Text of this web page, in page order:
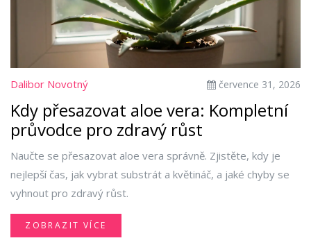
Dalibor Novotný července 31, 2026
Kdy přesazovat aloe vera: Kompletní
průvodce pro zdravý růst
Naučte se přesazovat aloe vera správně. Zjistěte, kdy je
nejlepší čas, jak vybrat substrát a květináč, a jaké chyby se
vyhnout pro zdravý růst.
ZOBRAZIT VÍCE